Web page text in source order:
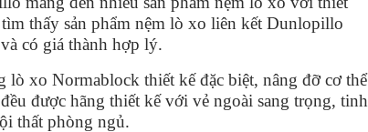
thấy sản phẩm nệm lò xo liên kết Dunlopillo
có giá thành hợp lý.
lò xo Normablock thiết kế đặc biệt, nâng đỡ cơ thể
được hãng thiết kế với vẻ ngoài sang trọng, tinh
thất phòng ngủ.